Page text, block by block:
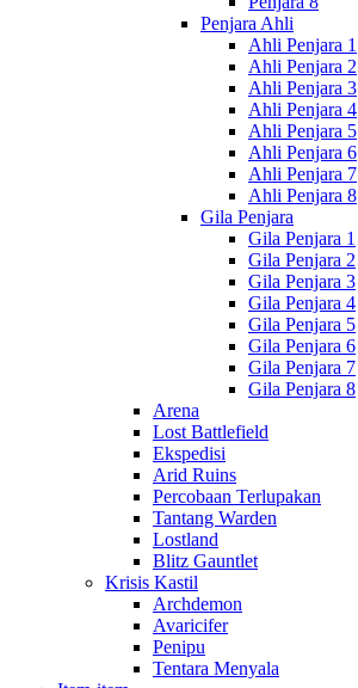
Penjara Ahli
Ahli Penjara 1
Ahli Penjara 2
Ahli Penjara 3
Ahli Penjara 4
Ahli Penjara 5
Ahli Penjara 6
Ahli Penjara 7
Ahli Penjara 8
Gila Penjara
Gila Penjara 1
Gila Penjara 2
Gila Penjara 3
Gila Penjara 4
Gila Penjara 5
Gila Penjara 6
Gila Penjara 7
Gila Penjara 8
Arena
Lost Battlefield
Ekspedisi
Arid Ruins
Percobaan Terlupakan
Tantang Warden
Lostland
Blitz Gauntlet
Krisis Kastil
Archdemon
Avaricifer
Penipu
Tentara Menyala